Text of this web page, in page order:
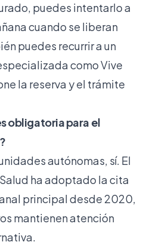
puedes intentarlo a
cuando se liberan
puedes recurrir a un
como Vive
la reserva y el trámite
obligatoria para el
autónomas, sí. El
ha adoptado la cita
principal desde 2020,
mantienen atención